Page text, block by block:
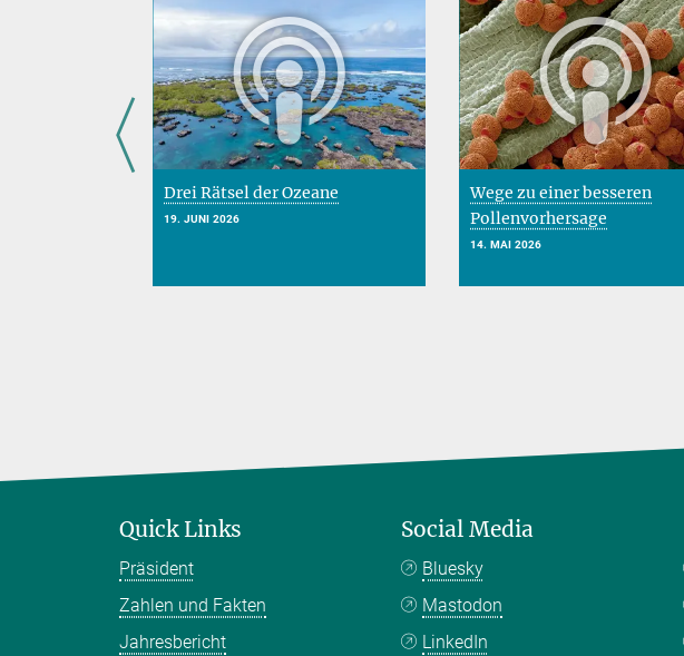
Drei Rätsel der Ozeane
19. JUNI 2026
Wege zu einer besseren
Pollenvorhersage
14. MAI 2026
Quick Links
Präsident
Zahlen und Fakten
Jahresbericht
Social Media
Bluesky
Mastodon
LinkedIn